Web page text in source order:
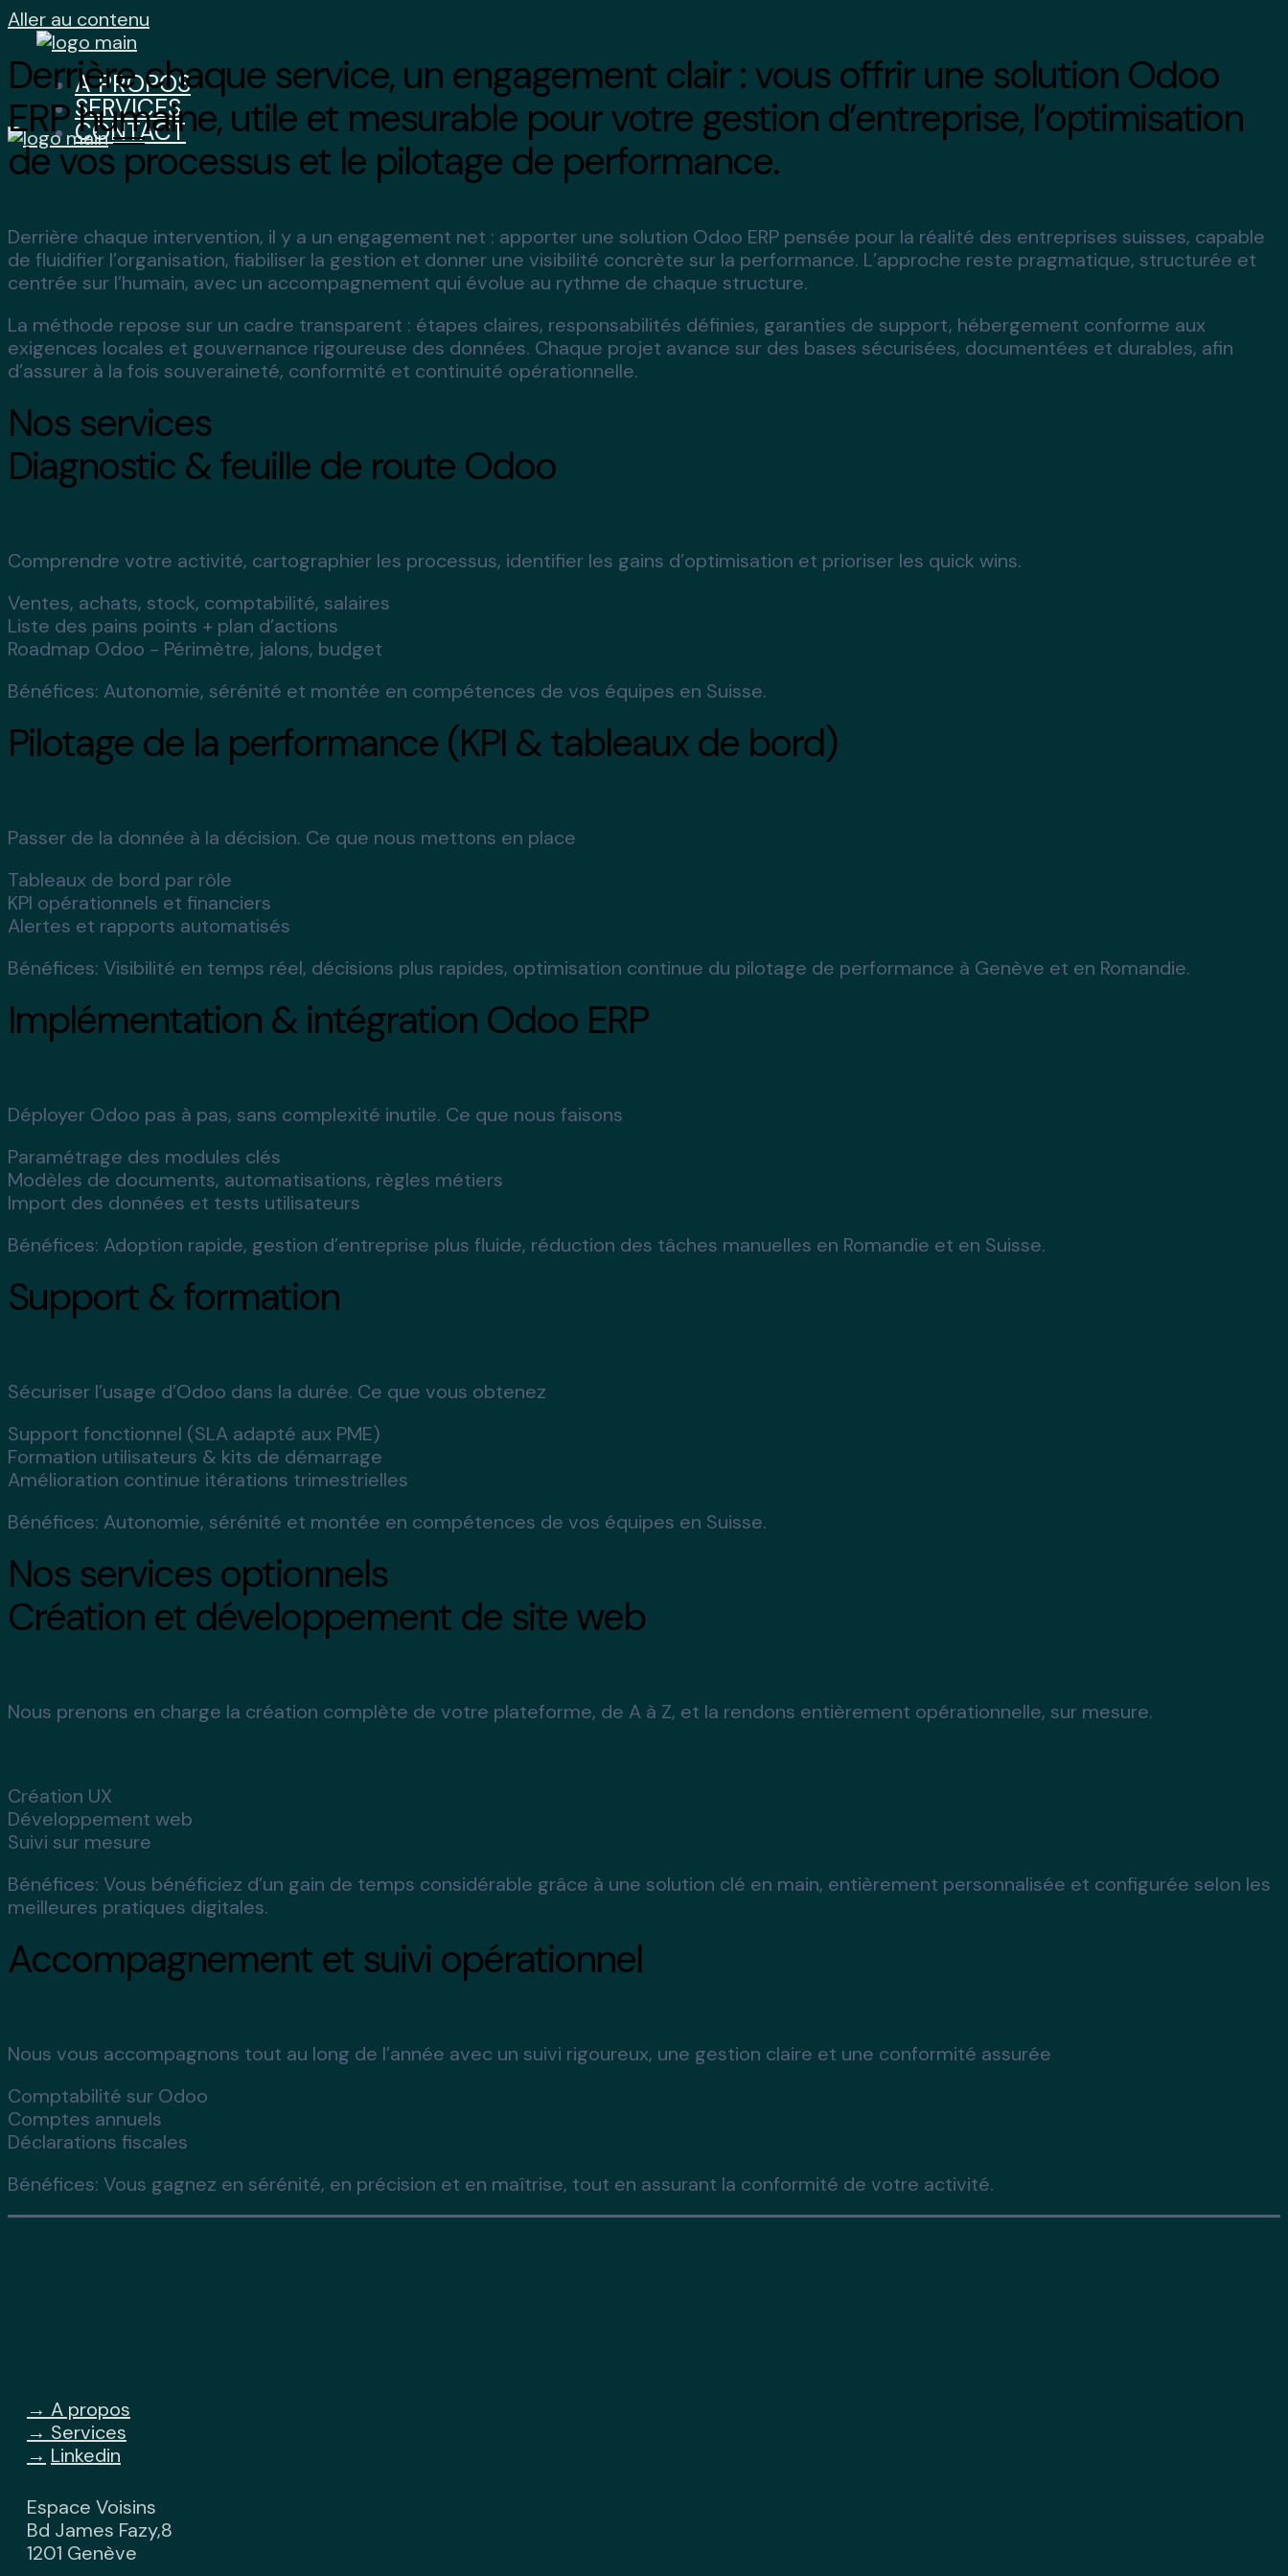
Aller au contenu
A PROPOS
SERVICES
CONTACT
Derrière chaque service, un engagement clair : vous offrir une solution Odoo
ERP humaine, utile et mesurable pour votre gestion d’entreprise, l’optimisation
de vos processus et le pilotage de performance.
Derrière chaque intervention, il y a un engagement net : apporter une solution Odoo ERP pensée pour la réalité des entreprises suisses, capable
de fluidifier l’organisation, fiabiliser la gestion et donner une visibilité concrète sur la performance. L’approche reste pragmatique, structurée et
centrée sur l’humain, avec un accompagnement qui évolue au rythme de chaque structure.
La méthode repose sur un cadre transparent : étapes claires, responsabilités définies, garanties de support, hébergement conforme aux
exigences locales et gouvernance rigoureuse des données. Chaque projet avance sur des bases sécurisées, documentées et durables, afin
d’assurer à la fois souveraineté, conformité et continuité opérationnelle.
Nos services
Diagnostic & feuille de route Odoo
Comprendre votre activité, cartographier les processus, identifier les gains d’optimisation et prioriser les quick wins.
Ventes, achats, stock, comptabilité, salaires
Liste des pains points + plan d’actions
Roadmap Odoo - Périmètre, jalons, budget
Bénéfices: Autonomie, sérénité et montée en compétences de vos équipes en Suisse.
Pilotage de la performance (KPI & tableaux de bord)
Passer de la donnée à la décision. Ce que nous mettons en place
Tableaux de bord par rôle
KPI opérationnels et financiers
Alertes et rapports automatisés
Bénéfices: Visibilité en temps réel, décisions plus rapides, optimisation continue du pilotage de performance à Genève et en Romandie.
Implémentation & intégration Odoo ERP
Déployer Odoo pas à pas, sans complexité inutile. Ce que nous faisons
Paramétrage des modules clés
Modèles de documents, automatisations, règles métiers
Import des données et tests utilisateurs
Bénéfices: Adoption rapide, gestion d’entreprise plus fluide, réduction des tâches manuelles en Romandie et en Suisse.
Support & formation
Sécuriser l’usage d’Odoo dans la durée. Ce que vous obtenez
Support fonctionnel (SLA adapté aux PME)
Formation utilisateurs & kits de démarrage
Amélioration continue itérations trimestrielles
Bénéfices: Autonomie, sérénité et montée en compétences de vos équipes en Suisse.
Nos services optionnels
Création et développement de site web
Nous prenons en charge la création complète de votre plateforme, de A à Z, et la rendons entièrement opérationnelle, sur mesure.
Création UX
Développement web
Suivi sur mesure
Bénéfices: Vous bénéficiez d’un gain de temps considérable grâce à une solution clé en main, entièrement personnalisée et configurée selon les
meilleures pratiques digitales.
Accompagnement et suivi opérationnel
Nous vous accompagnons tout au long de l’année avec un suivi rigoureux, une gestion claire et une conformité assurée
Comptabilité sur Odoo
Comptes annuels
Déclarations fiscales
Bénéfices: Vous gagnez en sérénité, en précision et en maîtrise, tout en assurant la conformité de votre activité.
→ A propos
→ Services
→ Linkedin
Espace Voisins
Bd James Fazy,8
1201 Genève